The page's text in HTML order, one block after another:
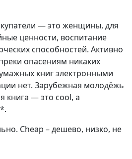
— это женщины, для
ценности, воспитание
способностей. Активно
опасениям никаких
книг электронными
нет. Зарубежная молодёжь
книга — это cool, а
Cheap – дешево, низко, не